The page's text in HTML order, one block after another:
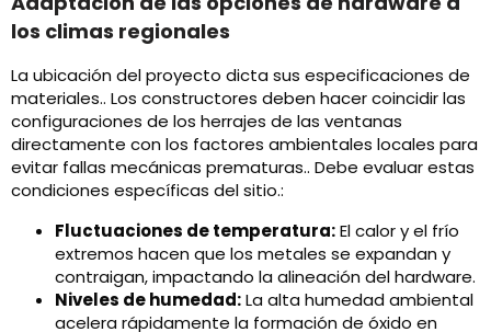
los climas regionales
La ubicación del proyecto dicta sus especificaciones de
materiales.. Los constructores deben hacer coincidir las
configuraciones de los herrajes de las ventanas
directamente con los factores ambientales locales para
evitar fallas mecánicas prematuras.. Debe evaluar estas
condiciones específicas del sitio.:
Fluctuaciones de temperatura:El calor y el frío
extremos hacen que los metales se expandan y
contraigan, impactando la alineación del hardware.
Niveles de humedad:La alta humedad ambiental
acelera rápidamente la formación de óxido en